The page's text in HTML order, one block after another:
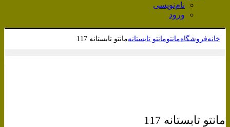
نام‌نویسی
ورود
خانهفروشگاهمانتومانتو تابستانهمانتو تابستانه 117
مانتو تابستانه 117